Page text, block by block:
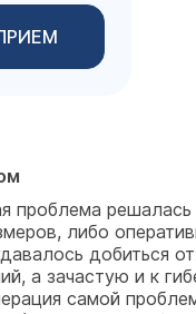
проблема
либо
добиться
а зачастую и к
самой